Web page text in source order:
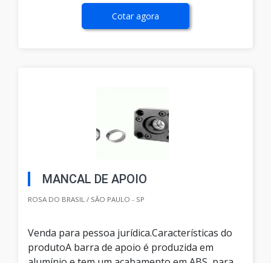
Cotar agora
MANCAL DE APOIO
ROSA DO BRASIL / SÃO PAULO - SP
Venda para pessoa jurídica.Características do
produtoA barra de apoio é produzida em